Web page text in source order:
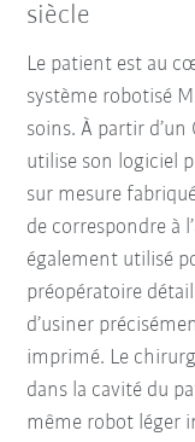
siècle
Le patient est au
système robotisé
soins. À partir d’un
utilise son logiciel
sur mesure
de correspondre à
également utilisé
préopératoire
d’usiner
imprimé. Le
dans la cavité du
même robot léger